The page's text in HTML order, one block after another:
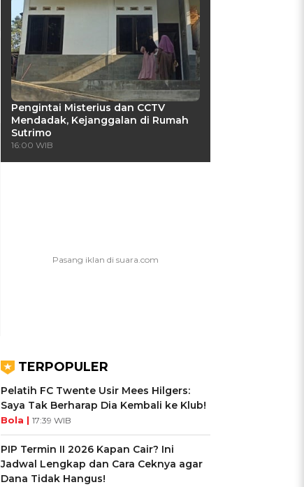
Pengintai Misterius dan CCTV
Mendadak, Kejanggalan di Rumah
Sutrimo
16:00 WIB
TERPOPULER
Pelatih FC Twente Usir Mees Hilgers:
Saya Tak Berharap Dia Kembali ke Klub!
Bola | 17:39 WIB
PIP Termin II 2026 Kapan Cair? Ini
Jadwal Lengkap dan Cara Ceknya agar
Dana Tidak Hangus!